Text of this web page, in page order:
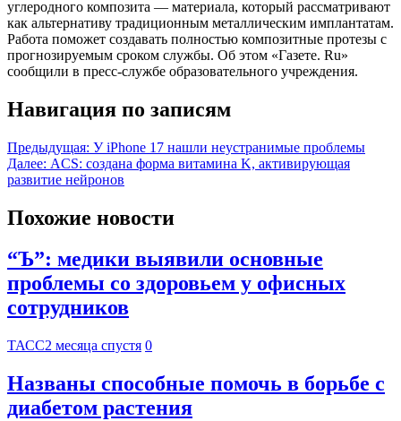
углеродного композита — материала, который рассматривают
как альтернативу традиционным металлическим имплантатам.
Работа поможет создавать полностью композитные протезы с
прогнозируемым сроком службы. Об этом «Газете. Ru»
сообщили в пресс-службе образовательного учреждения.
Навигация по записям
Предыдущая: У iPhone 17 нашли неустранимые проблемы
Далее: ACS: создана форма витамина K, активирующая
развитие нейронов
Похожие новости
“Ъ”: медики выявили основные
проблемы со здоровьем у офисных
сотрудников
ТАСС2 месяца спустя 0
Названы способные помочь в борьбе с
диабетом растения